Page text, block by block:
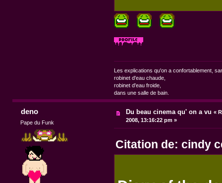
Les explications qu'on a confortablement,
robinet d'eau chaude,
robinet d'eau froide,
dans une salle de bain.
deno
Pape du Funk
Du beau cinema qu' on a vu «
2008, 13:16:22 pm »
Citation de: cindy